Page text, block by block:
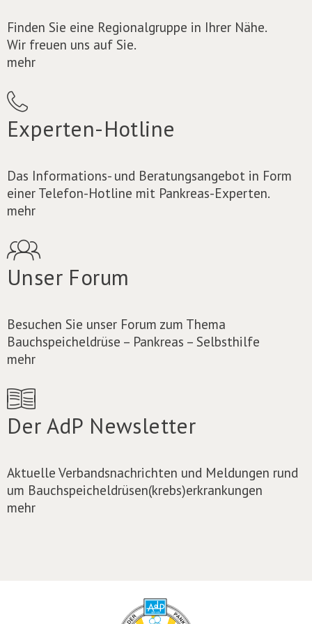
Finden Sie eine Regionalgruppe in Ihrer Nähe.
Wir freuen uns auf Sie.
mehr
Experten-Hotline
Das Informations- und Beratungsangebot in Form
einer Telefon-Hotline mit Pankreas-Experten.
mehr
Unser Forum
Besuchen Sie unser Forum zum Thema
Bauchspeicheldrüse – Pankreas – Selbsthilfe
mehr
Der AdP Newsletter
Aktuelle Verbandsnachrichten und Meldungen rund
um Bauchspeicheldrüsen(krebs)erkrankungen
mehr